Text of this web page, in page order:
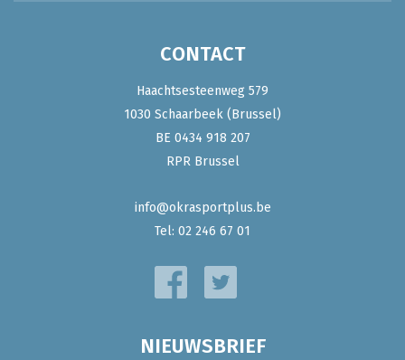
CONTACT
Haachtsesteenweg 579
1030 Schaarbeek (Brussel)
BE 0434 918 207
RPR Brussel
info@okrasportplus.be
Tel: 02 246 67 01
NIEUWSBRIEF